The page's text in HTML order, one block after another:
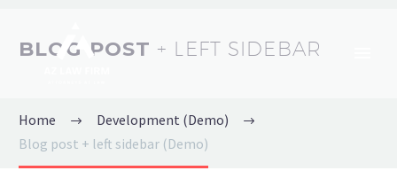
BLOG POST + LEFT SIDEBAR
Home
Development (Demo)
Blog post + left sidebar (Demo)